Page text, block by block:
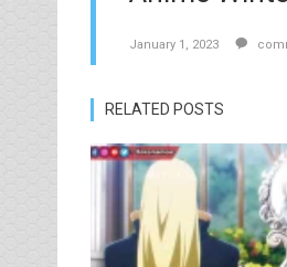
January 1, 2023
RELATED POSTS